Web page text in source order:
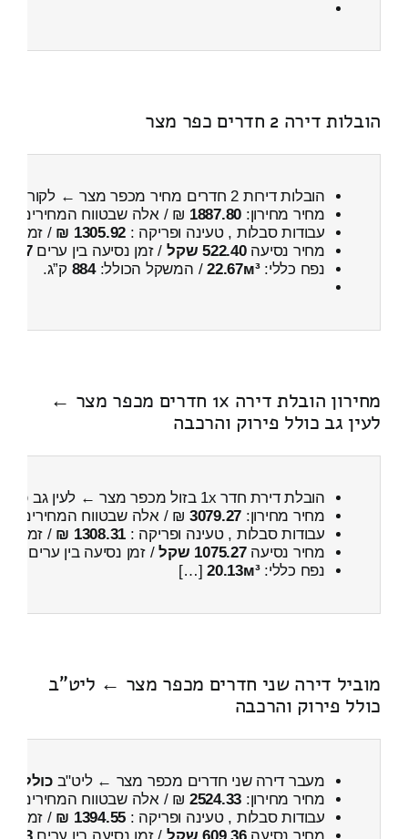
הובלות דירה 2 חדרים כפר מצר
הובלות דירות 2 חדרים מחיר מכפר מצר ← לקורנית
מחיר מחירון: 1887.80 ₪ / אלה שבטווח המחירים
עבודות סבלות , טעינה ופריקה : 1305.92 ₪ / זמן :
מחיר נסיעה522.40 שקל / זמן נסיעה בין ערים47 דקות
נפח כללי:22.67м³/ המשקל הכולל:884 ק”ג.
מחירון הובלת דירה 1x חדרים מכפר מצר ←
לעין גב כולל פירוק והרכבה
הובלת דירת חדר 1x בזול מכפר מצר ← לעין גב
מחיר מחירון: 3079.27 ₪ / אלה שבטווח המחירים
עבודות סבלות , טעינה ופריקה : 1308.31 ₪ / זמן :
מחיר נסיעה1075.27 שקל / זמן נסיעה בין ערים
נפח כללי:20.13м³
[…]
מוביל דירה שני חדרים מכפר מצר ← ליט"ב
כולל פירוק והרכבה
מעבר דירה שני חדרים מכפר מצר ← ליט"בכולל
מחיר מחירון: 2524.33 ₪ / אלה שבטווח המחירים
עבודות סבלות , טעינה ופריקה : 1394.55 ₪ / זמן :